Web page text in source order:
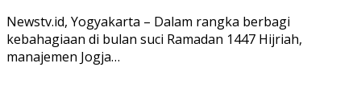
Newstv.id, Yogyakarta – Dalam rangka berbagi
kebahagiaan di bulan suci Ramadan 1447 Hijriah,
manajemen Jogja…